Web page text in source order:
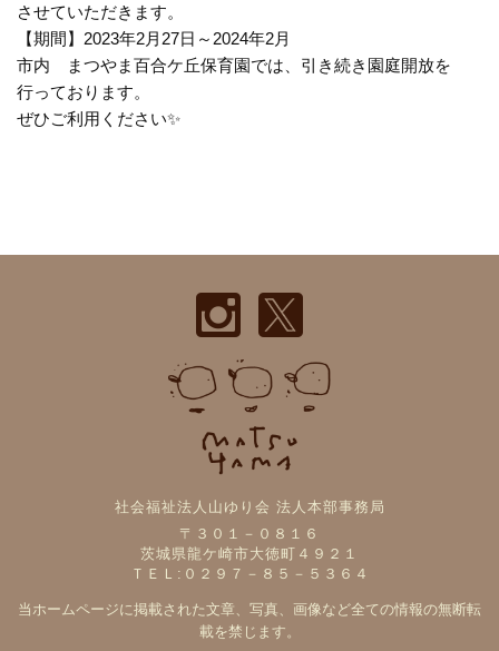
させていただきます。
【期間】2023年2月27日～2024年2月
市内 まつやま百合ケ丘保育園では、引き続き園庭開放を
行っております。
ぜひご利用ください✨
社会福祉法人山ゆり会 法人本部事務局
〒３０１－０８１６
茨城県龍ケ崎市大徳町４９２１
ＴＥＬ:０２９７－８５－５３６４
当ホームページに掲載された文章、写真、画像など全ての情報の無断転
載を禁じます。